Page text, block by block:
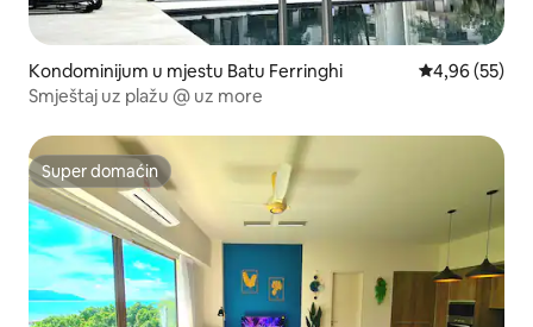
Kondominijum u mjestu Batu Ferringhi prosječna
4,96 (55)
Smještaj uz plažu @ uz more
Super domaćin
Super domaćin